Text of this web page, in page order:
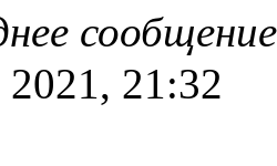
2021, 21:32